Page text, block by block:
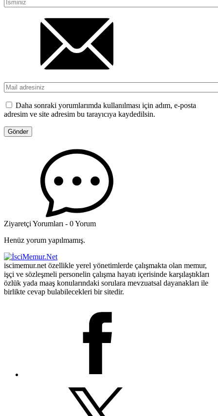
Daha sonraki yorumlarımda kullanılması için adım, e-posta
adresim ve site adresim bu tarayıcıya kaydedilsin.
Ziyaretçi Yorumları - 0 Yorum
Henüz yorum yapılmamış.
iscimemur.net özellikle yerel yönetimlerde çalışmakta olan memur,
işçi ve sözleşmeli personelin çalışma hayatı içerisinde karşılaştıkları
özlük yada maaş konularındaki sorulara mevzuatsal dayanakları ile
birlikte cevap bulabilecekleri bir sitedir.